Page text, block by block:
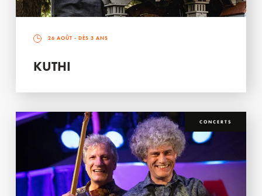
26 AOÛT - DÈS 3 ANS
KUTHI
CONCERTS